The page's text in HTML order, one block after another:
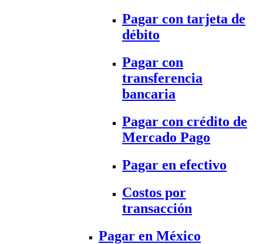
Pagar con tarjeta de
débito
Pagar con
transferencia
bancaria
Pagar con crédito de
Mercado Pago
Pagar en efectivo
Costos por
transacción
Pagar en México